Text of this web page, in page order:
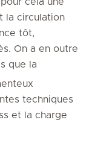
la circulation
tôt,
On a en outre
que la
techniques
et la charge